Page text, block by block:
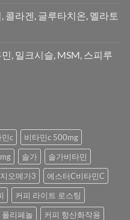
콜라겐, 글루타치온, 멜라토
, 밀크시슬, MSM, 스피루
민c
비타민c 500mg
솔가
솔가비타민
오메가3
에스터C비타민C
커피 라이트 로스팅
폴리페놀
커피 항산화작용